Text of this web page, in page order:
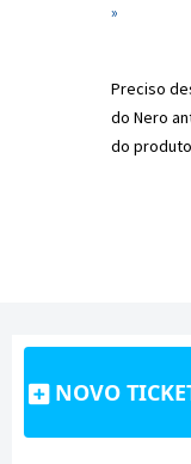
»
Preciso
do Nero
do
NOVO